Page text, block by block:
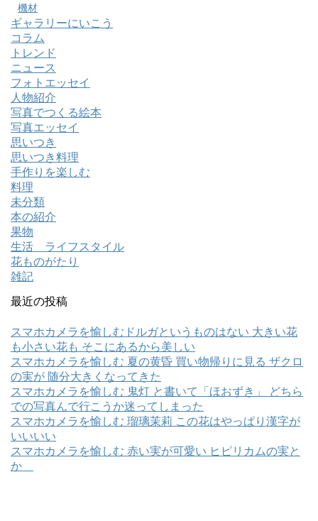
機材
ギャラリーにいこう
コラム
トレンド
ニュース
フォトエッセイ
人物紹介
写真でつくる絵本
写真エッセイ
思いつき
思いつき料理
手作りを楽しむ
料理
未分類
本の紹介
果物
生活 ライフスタイル
花ものがたり
雑記
最近の投稿
スマホカメラを愉しむドルガというものはない 大きい花
も小さい花も そこにあるから美しい
スマホカメラを愉しむ 夏の黄昏 買い物帰りに見る ザクロ
の実が 随分大きくなってきた
スマホカメラを愉しむ 鬼灯 と書いて「ほおずき」 どちら
での写真んで行こうか迷ってしまった
スマホカメラを愉しむ 瑠璃茉莉 この花はやっぱり漢字が
いいいい
スマホカメラを愉しむ 赤い実が可愛い ヒピリカムの実と
か